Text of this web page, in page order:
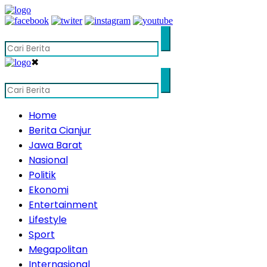
✖
Home
Berita Cianjur
Jawa Barat
Nasional
Politik
Ekonomi
Entertainment
Lifestyle
Sport
Megapolitan